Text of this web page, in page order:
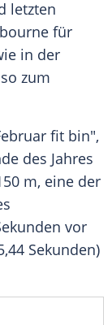
letzten
für
in der
zum
fit bin",
des Jahres
m, eine der
vor
Sekunden)